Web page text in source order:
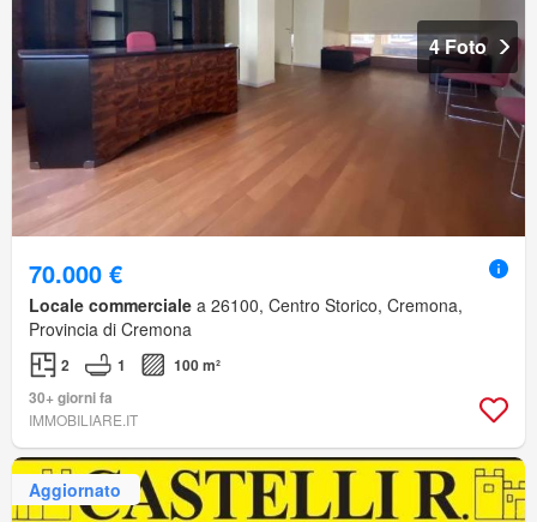
4 Foto
70.000 €
Locale commerciale a 26100, Centro Storico, Cremona,
Provincia di Cremona
2 1
100 m²
30+ giorni fa
IMMOBILIARE.IT
Aggiornato